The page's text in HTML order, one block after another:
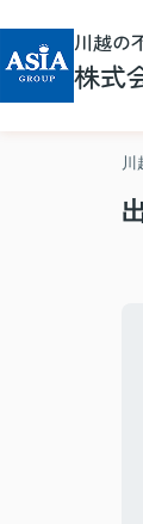
川越の
株式
川